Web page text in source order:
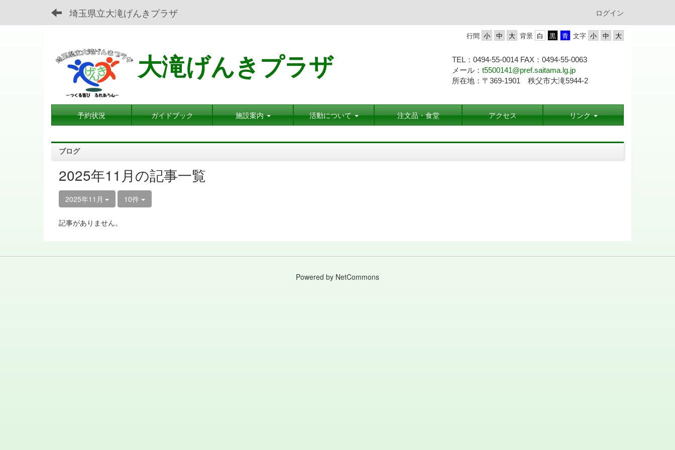
埼玉県立大滝げんきプラザ ログイン
文字
背景
行間
大滝げんきプラザ TEL：0494-55-0014 FAX：0494-55-0063
メール： t5500141@pref.saitama.lg.jp
所在地：〒369-1901 秩父市大滝5944-2
予約状況 ガイドブック 施設案内 活動について 注文品・食堂 アクセス リンク
ブログ
2025年11月の記事一覧
2025年11月 10件
記事がありません。
Powered by NetCommons